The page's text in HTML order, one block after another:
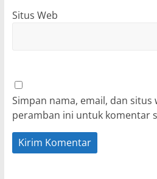
Situs Web
Simpan nama, email, dan situs
peramban ini untuk komentar